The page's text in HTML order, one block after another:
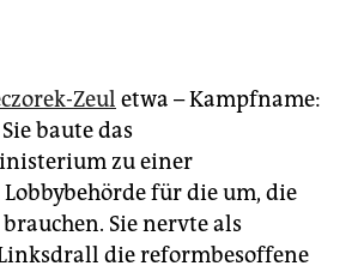
Zeul etwa – Kampfname:
baute das
zu einer
für die um, die
Sie nervte als
die reformbesoffene